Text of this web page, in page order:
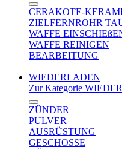
CERAKOTE-
ZIELFERNROHR
WAFFE
WAFFE REINIGEN
BEARBEITUNG
WIEDERLADEN
Zur Kategorie
ZÜNDER
PULVER
AUSRÜSTUNG
GESCHOSSE